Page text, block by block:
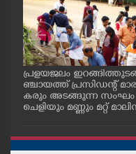
LIFESTYLE
SPIRITUAL
INFO+
ART
പ്രളയജലം
ഞ്ചായത്ത് പ്രസിഡന്റ്
കരും അടങ്ങുന്ന
ചെളിയും മണ്ണും മറ്റ്